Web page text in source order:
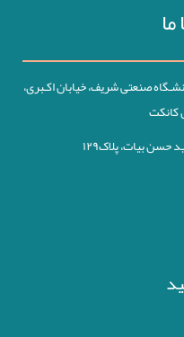
صنعتی شریف، خیابان اکـبری،
بیات، پلاک۱۲۹